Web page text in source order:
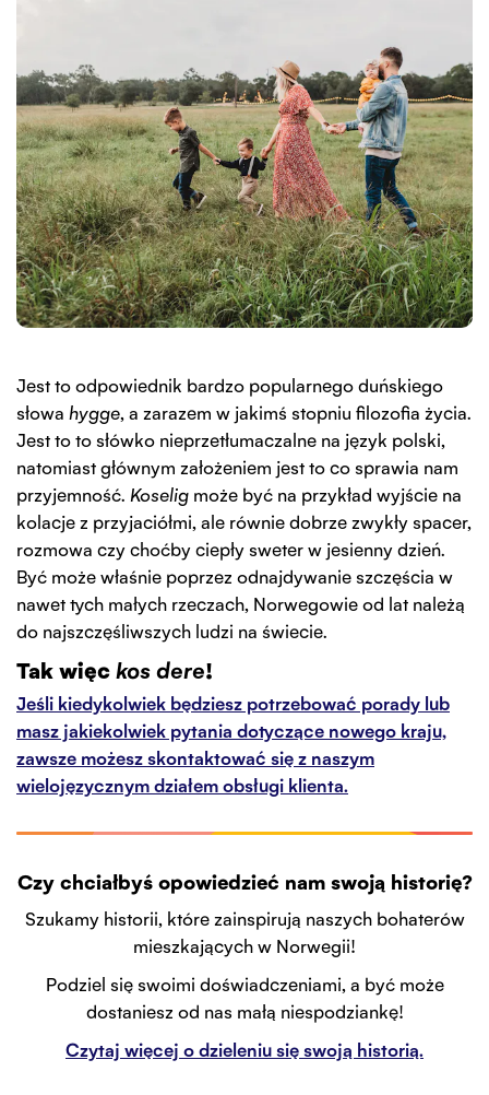
Jest to odpowiednik bardzo popularnego duńskiego
słowa hygge, a zarazem w jakimś stopniu filozofia życia.
Jest to to słówko nieprzetłumaczalne na język polski,
natomiast głównym założeniem jest to co sprawia nam
przyjemność. Koselig może być na przykład wyjście na
kolacje z przyjaciółmi, ale równie dobrze zwykły spacer,
rozmowa czy choćby ciepły sweter w jesienny dzień.
Być może właśnie poprzez odnajdywanie szczęścia w
nawet tych małych rzeczach, Norwegowie od lat należą
do najszczęśliwszych ludzi na świecie.
Tak więckos dere!
Jeśli kiedykolwiek będziesz potrzebować porady lub
masz jakiekolwiek pytania dotyczące nowego kraju,
zawsze możesz skontaktować się z naszym
wielojęzycznym działem obsługi klienta.
Czy chciałbyś opowiedzieć nam swoją historię?
Szukamy historii, które zainspirują naszych bohaterów
mieszkających w Norwegii!
Podziel się swoimi doświadczeniami, a być może
dostaniesz od nas małą niespodziankę!
Czytaj więcej o dzieleniu się swoją historią.